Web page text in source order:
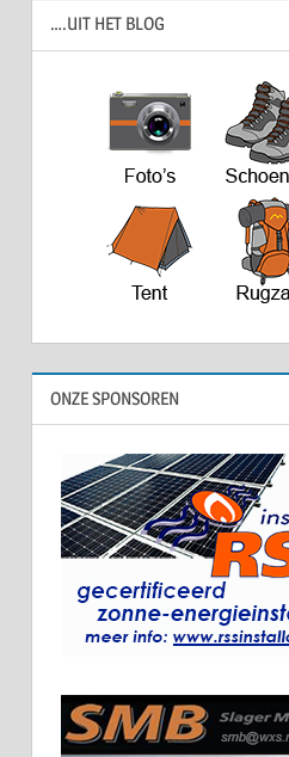
….UIT HET BLOG
ONZE SPONSOREN